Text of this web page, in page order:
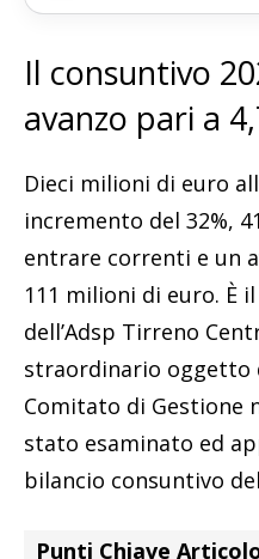
Il consuntivo
avanzo pari a
Dieci milioni di euro
incremento del 32%,
entrare correnti e un
111 milioni di euro. È
dell’Adsp Tirreno
straordinario oggetto
Comitato di Gestione
stato esaminato ed
bilancio consuntivo
Punti Chiave